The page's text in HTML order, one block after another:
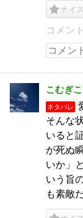
ナイス
コメン
こむぎこ
ネタバレ
そんな
いると
が死ぬ
いか」
いう旨
も素敵